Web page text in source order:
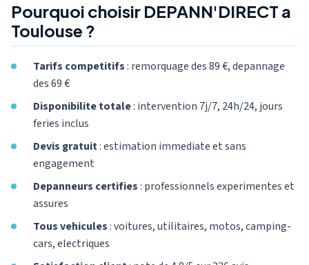
Pourquoi choisir DEPANN'DIRECT a
Toulouse ?
Tarifs competitifs: remorquage des 89 €, depannage
des 69 €
Disponibilite totale: intervention 7j/7, 24h/24, jours
feries inclus
Devis gratuit: estimation immediate et sans
engagement
Depanneurs certifies: professionnels experimentes et
assures
Tous vehicules: voitures, utilitaires, motos, camping-
cars, electriques